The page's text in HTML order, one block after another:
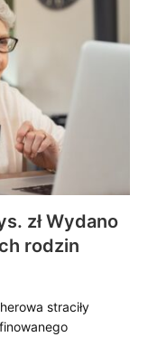
zł Wydano
rodzin
straciły